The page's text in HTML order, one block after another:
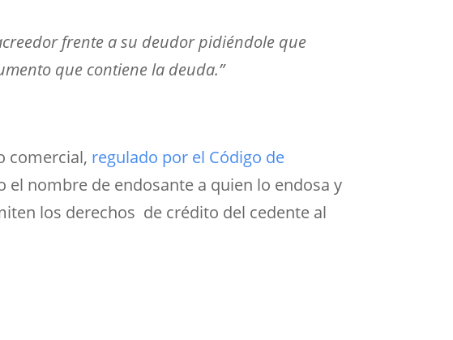
frente a su deudor pidiéndole que
que contiene la deuda.”
comercial, regulado por el Código de
nombre de endosante a quien lo endosa y
los derechos de crédito del cedente al